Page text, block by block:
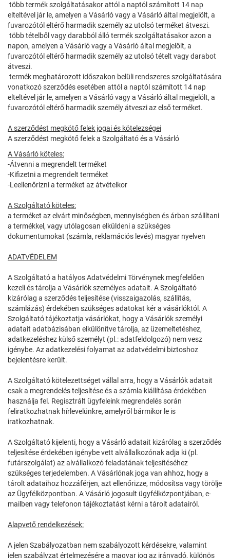
több termék szolgáltatásakor attól a naptól számított 14 nap
elteltével jár le, amelyen a Vásárló vagy a Vásárló által megjelölt, a
fuvarozótól eltérő harmadik személy az utolsó terméket átveszi.
több tételből vagy darabból álló termék szolgáltatásakor azon a
napon, amelyen a Vásárló vagy a Vásárló által megjelölt, a
fuvarozótól eltérő harmadik személy az utolsó tételt vagy darabot
átveszi.
termék meghatározott időszakon belüli rendszeres szolgáltatására
vonatkozó szerződés esetében attól a naptól számított 14 nap
elteltével jár le, amelyen a Vásárló vagy a Vásárló által megjelölt, a
fuvarozótól eltérő harmadik személy átveszi az első terméket.
A szerződést megkötő felek jogai és kötelezségei
A szerződést megkötő felek a Szolgáltató és a Vásárló
A Vásárló köteles:
-Átvenni a megrendelt terméket
-Kifizetni a megrendelt terméket
-Leellenőrizni a terméket az átvételkor
A Szolgáltató köteles:
a terméket az elvárt minőségben, mennyiségben és árban szállítani
a termékkel, vagy utólagosan elküldeni a szükséges
dokumentumokat (számla, reklamációs levés) magyar nyelven
ADATVÉDELEM
A Szolgáltató a hatályos Adatvédelmi Törvénynek megfelelően
kezeli és tárolja a Vásárlók személyes adatait. A Szolgáltató
kizárólag a szerződés teljesítése (visszaigazolás, szállítás,
számlázás) érdekében szükséges adatokat kér a vásárlóktól. A
Szolgáltató tájékoztatja vásárlókat, hogy a Vásárlók személyi
adatait adatbázisában elkülönítve tárolja, az üzemeltetéshez,
adatkezeléshez külső személyt (pl.: adatfeldolgozó) nem vesz
igénybe. Az adatkezelési folyamat az adatvédelmi biztoshoz
bejelentésre került.
A Szolgáltató kötelezettséget vállal arra, hogy a Vásárlók adatait
csak a megrendelés teljesítése és a számla kiállítása érdekében
használja fel. Regisztrált ügyfeleink megrendelés során
feliratkozhatnak hírlevelünkre, amelyről bármikor le is
iratkozhatnak.
A Szolgáltató kijelenti, hogy a Vásárló adatait kizárólag a szerződés
teljesítése érdekében igénybe vett alvállalkozónak adja ki (pl.
futárszolgálat) az alvállalkozó feladatának teljesítéséhez
szükséges terjedelemben. A Vásárlónak joga van ahhoz, hogy a
tárolt adataihoz hozzáférjen, azt ellenőrizze, módosítsa vagy törölje
az Ügyfélközpontban. A Vásárló jogosult ügyfélközpontjában, e-
mailben vagy telefonon tájékoztatást kérni a tárolt adatairól.
Alapvető rendelkezések:
A jelen Szabályozatban nem szabályozott kérdésekre, valamint
jelen szabályzat értelmezésére a magyar jog az irányadó, különös